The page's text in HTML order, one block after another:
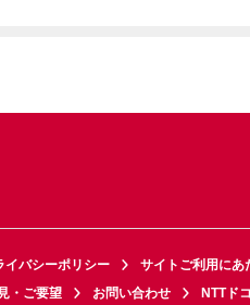
イバシーポリシー サイトご利用にあ
・ご要望 お問い合わせ NTTド